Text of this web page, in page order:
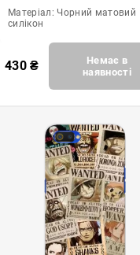
Матеріал: Чорний матовий
силікон
430₴
Немає в
наявності